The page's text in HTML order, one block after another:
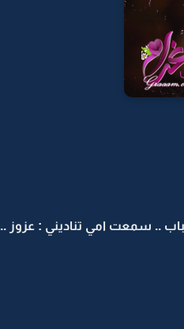
.. سمعت امي تناديني : عزوز ..